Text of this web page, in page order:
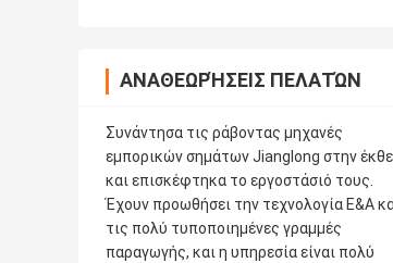
ΑΝΑΘΕΩΡΉΣΕΙΣ ΠΕΛΑΤΏΝ
Συνάντησα τις ράβοντας μηχανές
εμπορικών σημάτων Jianglong στην
και επισκέφτηκα το εργοστάσιό τους.
Έχουν προωθήσει την τεχνολογία Ε&Α
τις πολύ τυποποιημένες γραμμές
παραγωγής, και η υπηρεσία είναι πολύ